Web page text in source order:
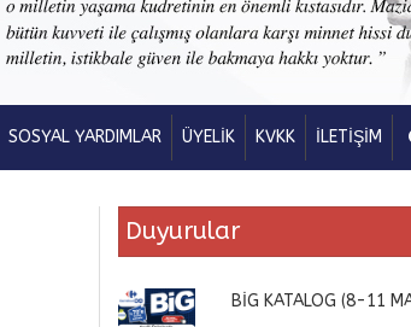
SOSYAL YARDIMLAR ÜYELİK KVKK İLETİŞİM
Duyurular
BİG KATALOG (8-11